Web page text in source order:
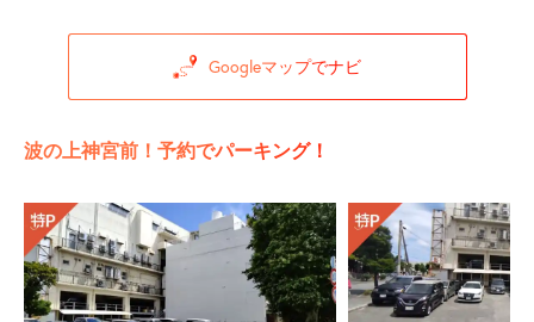
Googleマップでナビ
波の上神宮前！予約でパーキング！